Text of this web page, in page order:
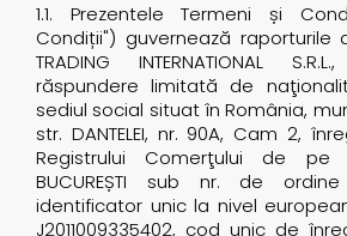
1.1. Prezentele Termeni și
Condiții") guvernează raporturile
TRADING INTERNATIONAL
răspundere limitată de
sediul social situat în România,
str. DANTELEI, nr. 90A, Cam 2,
Registrului Comerţului de pe
BUCUREȘTI sub nr. de ordine
identificator unic la nivel european
J2011009335402, cod unic de